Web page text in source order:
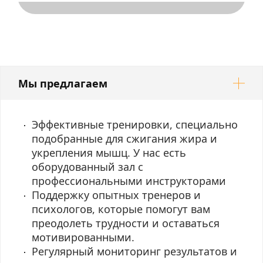
Мы предлагаем
Эффективные тренировки, специально
подобранные для сжигания жира и
укрепления мышц. У нас есть
оборудованный зал с
профессиональными инструкторами
Поддержку опытных тренеров и
психологов, которые помогут вам
преодолеть трудности и оставаться
мотивированными.
Регулярный мониторинг результатов и